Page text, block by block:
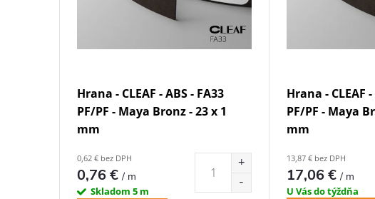
Hrana - CLEAF - ABS - FA33
PF/PF - Maya Bronz - 23 x 1
mm
0,62 € bez DPH
0,76 €/ m
Skladom 5 m
Hrana - CLEAF -
PF/PF - Maya
mm
13,87 € bez DPH
17,06 €/ m
U Vás do týždňa